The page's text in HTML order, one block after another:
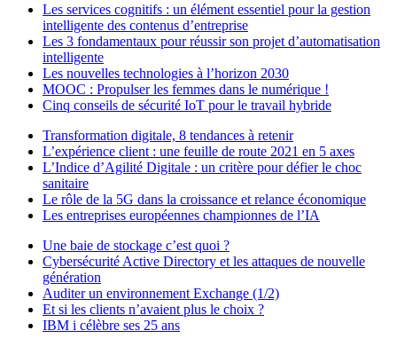
Les services cognitifs : un élément essentiel pour la gestion
intelligente des contenus d’entreprise
Les 3 fondamentaux pour réussir son projet d’automatisation
intelligente
Les nouvelles technologies à l’horizon 2030
MOOC : Propulser les femmes dans le numérique !
Cinq conseils de sécurité IoT pour le travail hybride
Transformation digitale, 8 tendances à retenir
L’expérience client : une feuille de route 2021 en 5 axes
L’Indice d’Agilité Digitale : un critère pour défier le choc
sanitaire
Le rôle de la 5G dans la croissance et relance économique
Les entreprises européennes championnes de l’IA
Une baie de stockage c’est quoi ?
Cybersécurité Active Directory et les attaques de nouvelle
génération
Auditer un environnement Exchange (1/2)
Et si les clients n’avaient plus le choix ?
IBM i célèbre ses 25 ans